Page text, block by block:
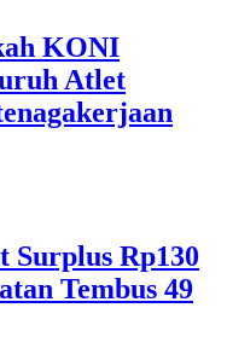
KONI
Atlet
Surplus Rp130
Tembus 49